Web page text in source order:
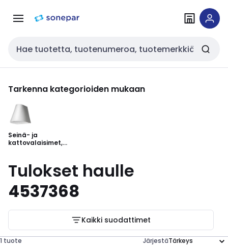
navigointiinsisältöön
Haku
Tarkenna kategorioiden mukaan
Seinä- ja
kattovalaisimet,
Tulokset haulle
4537368
Kaikki suodattimet
1 tuote Järjestä